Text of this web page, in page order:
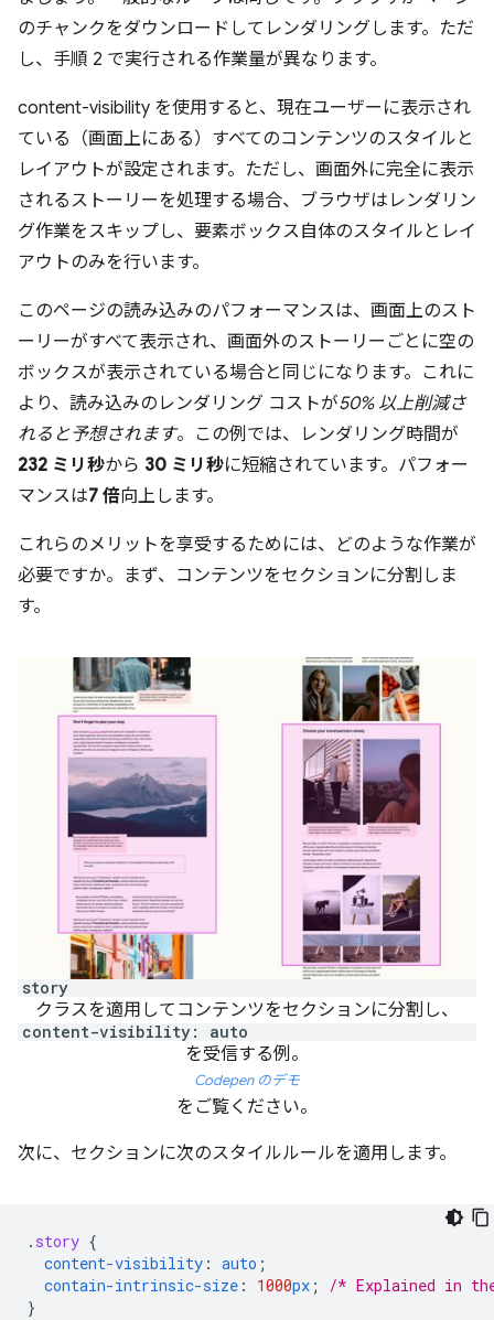
のチャンクをダウンロードしてレンダリングします。ただ
し、手順 2 で実行される作業量が異なります。
content-visibility を使用すると、現在ユーザーに表示され
ている（画面上にある）すべてのコンテンツのスタイルと
レイアウトが設定されます。ただし、画面外に完全に表示
されるストーリーを処理する場合、ブラウザはレンダリン
グ作業をスキップし、要素ボックス自体のスタイルとレイ
アウトのみを行います。
このページの読み込みのパフォーマンスは、画面上のスト
ーリーがすべて表示され、画面外のストーリーごとに空の
ボックスが表示されている場合と同じになります。これに
より、読み込みのレンダリング コストが50% 以上削減さ
れると予想されます。この例では、レンダリング時間が
232 ミリ秒から 30 ミリ秒に短縮されています。パフォー
マンスは7 倍向上します。
これらのメリットを享受するためには、どのような作業が
必要ですか。まず、コンテンツをセクションに分割しま
す。
story
クラスを適用してコンテンツをセクションに分割し、
content-visibility: auto
を受信する例。
Codepen のデモ
をご覧ください。
次に、セクションに次のスタイルルールを適用します。
. story {
content-visibility : auto ;
contain-intrinsic-size : 1000px ;
/* Explained in
}